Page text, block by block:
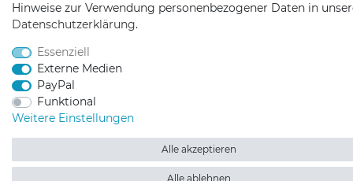
Hinweise zur Verwendung personenbezogener Daten in
Daten­schutz­erklärung.
Essenziell
Externe Medien
PayPal
Funktional
Weitere Einstellungen
Alle akzeptieren
Alle ablehnen